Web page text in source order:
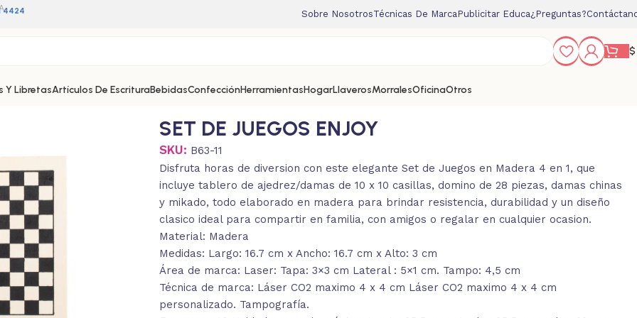
4424 Sobre NosotrosTécnicas De MarcaPublicitar Educa¿Preguntas?
$
Y LibretasArtículos De EscrituraBebidasConfecciónHerramientasHogarLlaverosMorralesOficinaOtros
SET DE JUEGOS ENJOY
SKU: B63-11
Disfruta horas de diversion con este elegante Set de Juegos en Madera 4 en 1, que
incluye tablero de ajedrez/damas de 10 x 10 casillas, domino de 28 piezas, damas chinas
y mikado, todo elaborado en madera para brindar resistencia, durabilidad y un diseño
clasico ideal para compartir en familia, con amigos o regalar en cualquier ocasion.
Material: Madera
Medidas: Largo: 16.7 cm x Ancho: 16.7 cm x Alto: 3 cm
Área de marca: Laser: Tapa: 3×3 cm Lateral : 5×1 cm. Tampo: 4,5 cm
Técnica de marca: Láser CO2 maximo 4 x 4 cm Láser CO2 maximo 4 x 4 cm
personalizado. Tampografía.